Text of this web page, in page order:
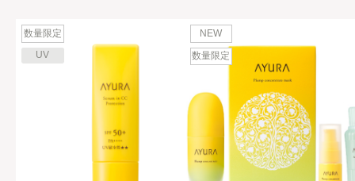
数量限定
UV
NEW
数量限定